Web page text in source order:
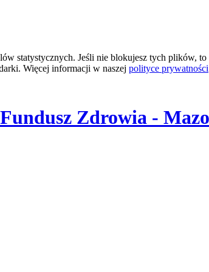
statystycznych. Jeśli nie blokujesz tych plików,
Więcej informacji w naszej polityce prywatności
Zdrowia -